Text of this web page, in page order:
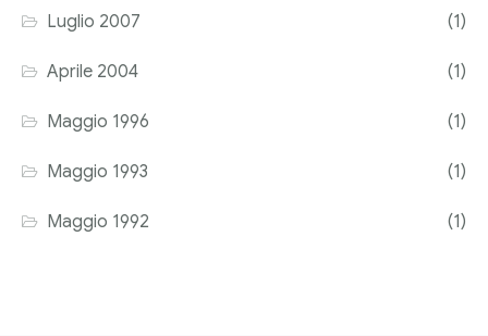
Luglio 2007 (1)
Aprile 2004 (1)
Maggio 1996 (1)
Maggio 1993 (1)
Maggio 1992 (1)